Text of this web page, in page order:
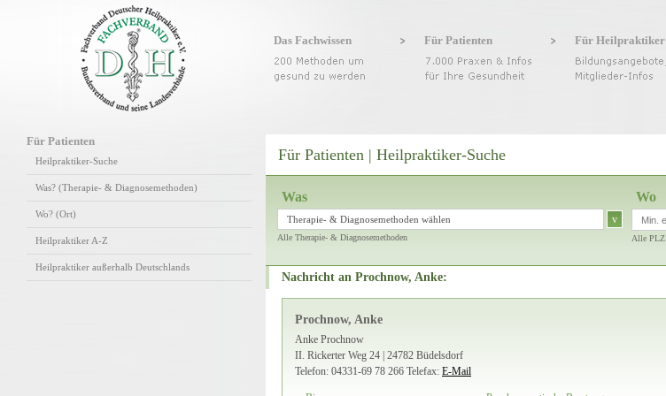
Das Fachwissen Für Patienten Für Heilpraktiker
Für Patienten
Heilpraktiker-Suche
Was? (Therapie- & Diagnosemethoden)
Wo? (Ort)
Heilpraktiker A-Z
Heilpraktiker außerhalb Deutschlands
Für Patienten | Heilpraktiker-Suche
Was
Therapie- & Diagnosemethoden wählen v
Alle Therapie- & Diagnosemethoden
Wo
Alle PLZ
Nachricht an Prochnow, Anke:
Prochnow, Anke
Anke Prochnow
II. Rickerter Weg 24 | 24782 Büdelsdorf
Telefon: 04331-69 78 266 Telefax: E-Mail